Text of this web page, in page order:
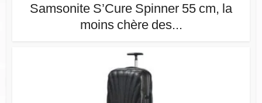
Samsonite S’Cure Spinner 55 cm, la
moins chère des...